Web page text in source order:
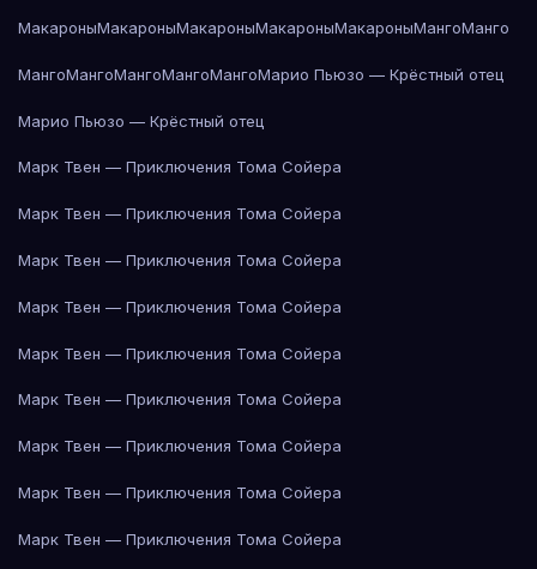
МакароныМакароныМакароныМакароныМакароныМангоМанго
МангоМангоМангоМангоМангоМарио Пьюзо — Крёстный отец
Марио Пьюзо — Крёстный отец
Марк Твен — Приключения Тома Сойера
Марк Твен — Приключения Тома Сойера
Марк Твен — Приключения Тома Сойера
Марк Твен — Приключения Тома Сойера
Марк Твен — Приключения Тома Сойера
Марк Твен — Приключения Тома Сойера
Марк Твен — Приключения Тома Сойера
Марк Твен — Приключения Тома Сойера
Марк Твен — Приключения Тома Сойера